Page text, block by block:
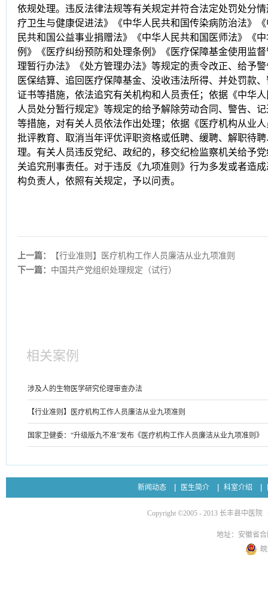
依规处理。违反法律法规等有关规定并符合法定处罚处分
疗卫生与健康促进法》《中华人民共和国传染病防治法》
民共和国公益事业捐赠法》《中华人民共和国医师法》《
例》《医疗纠纷预防和处理条例》《医疗保障基金使用监
理暂行办法》《处方管理办法》等规定的责令改正、给予
医保结算、追回医疗保障基金、没收违法所得、并处罚款
证书等措施，依法追究有关机构和人员责任；依据《中华
人员处分暂行规定》等规定的给予解除劳动合同、警告、
等措施，对有关人员依法作出处理；依据《医疗机构从业
批评教育、取消当年评优评职资格或低聘、缓聘、解职待
理。有关人员违反党纪、政纪的，移交纪检监察机关给予
关追究刑事责任。对于违反《九项准则》行为多发或者造
构负责人，依照有关规定，予以问责。
上一篇：
【行业准则】医疗机构工作人员廉洁从业九项准则
下一篇： 中国共产党组织处理规定（试行）
相关案例
涉及人的生物医学研究伦理审查办法
【行业准则】医疗机构工作人员廉洁从业九项准则
国家卫健委：“升级版九不准”发布《医疗机构工作人员廉洁从业九项准则》
新闻动态 医生简介 科室介绍
Copyright ©2005 - 2013 长丰县中医院
地址：安徽省